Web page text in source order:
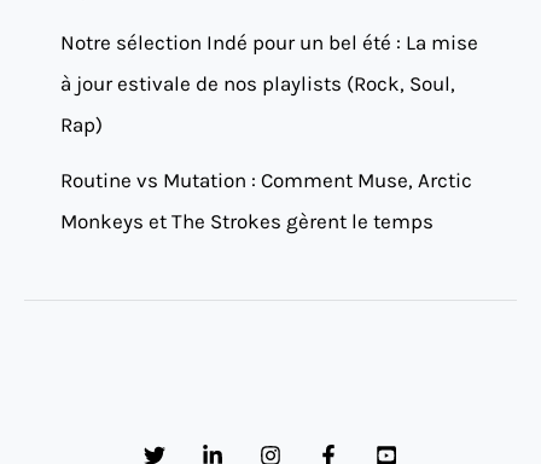
Notre sélection Indé pour un bel été : La mise
à jour estivale de nos playlists (Rock, Soul,
Rap)
Routine vs Mutation : Comment Muse, Arctic
Monkeys et The Strokes gèrent le temps